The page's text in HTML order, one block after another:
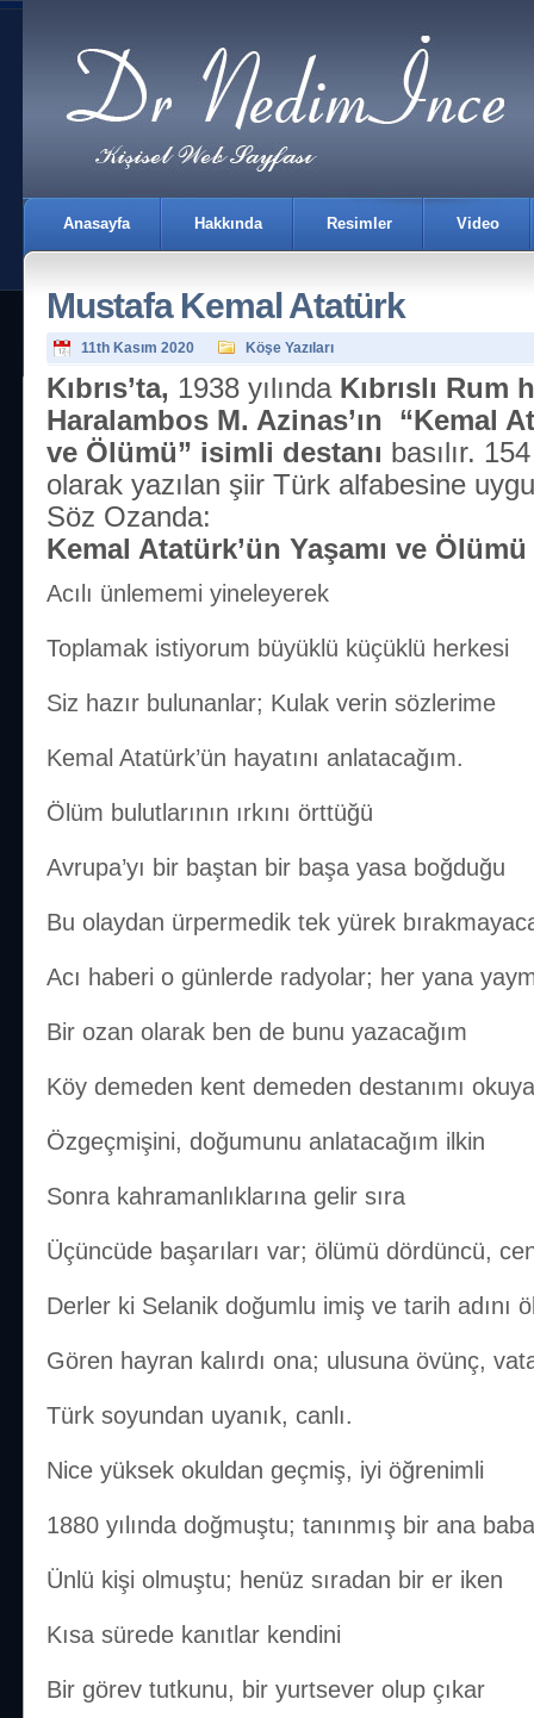
Anasayfa Hakkında Resimler Video
İletişim
Mustafa Kemal Atatürk
11th Kasım 2020 Köşe Yazıları
Kıbrıs’ta, 1938 yılında Kıbrıslı Rum
Haralambos M. Azinas’ın “Kemal
ve Ölümü” isimli destanı basılır.
olarak yazılan şiir Türk alfabesine
Söz Ozanda:
Kemal Atatürk’ün Yaşamı ve Ölümü
Acılı ünlememi yineleyerek
Toplamak istiyorum büyüklü küçüklü herkesi
Siz hazır bulunanlar; Kulak verin sözlerime
Kemal Atatürk’ün hayatını anlatacağım.
Ölüm bulutlarının ırkını örttüğü
Avrupa’yı bir baştan bir başa yasa boğduğu
Bu olaydan ürpermedik tek yürek
Acı haberi o günlerde radyolar; her yana
Bir ozan olarak ben de bunu yazacağım
Köy demeden kent demeden destanımı
Özgeçmişini, doğumunu anlatacağım ilkin
Sonra kahramanlıklarına gelir sıra
Üçüncüde başarıları var; ölümü dördüncü,
Derler ki Selanik doğumlu imiş ve tarih adını
Gören hayran kalırdı ona; ulusuna övünç,
Türk soyundan uyanık, canlı.
Nice yüksek okuldan geçmiş, iyi öğrenimli
1880 yılında doğmuştu; tanınmış bir ana
Ünlü kişi olmuştu; henüz sıradan bir er iken
Kısa sürede kanıtlar kendini
Bir görev tutkunu, bir yurtsever olup çıkar